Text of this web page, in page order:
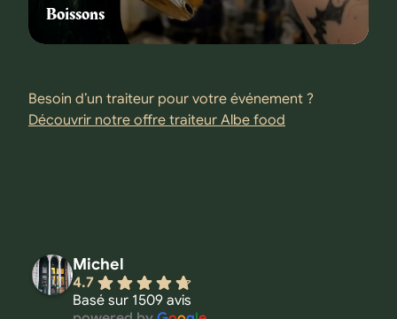
Boissons
Besoin d’un traiteur pour votre événement ?
Découvrir notre offre traiteur Albe food
Michel
4.7
Basé sur 1509 avis